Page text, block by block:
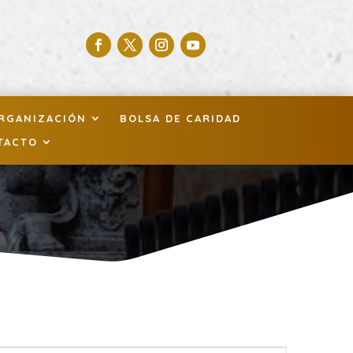
BOLSA DE CARIDAD